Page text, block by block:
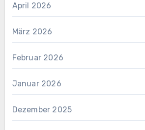
April 2026
März 2026
Februar 2026
Januar 2026
Dezember 2025